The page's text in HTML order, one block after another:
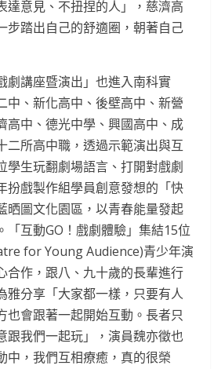
達意見、不扭捏的人」，慈濟高
步踏出自己的舒適圈，朝著自己
劇講座暨演出」也進入南科實
中、新化高中、後壁高中、新營
高中、德光中學、興國高中、成
二所高中職，透過示範演出與互
學生玩翻劇場語言、打開對戲劇
扮戲製作組學員創意發想的「快
晒圖文化園區，以青春能量發起
「互動GO！戲劇體驗」集結15位
for Young Audience)青少年演
合作，跟八、九十歲的長輩進行
雅分享「大家都一樣，只要有人
也會跟著一起開始互動。長者只
跟我們一起玩」，演員魏亦徵也
中，我們互相療癒，真的很榮